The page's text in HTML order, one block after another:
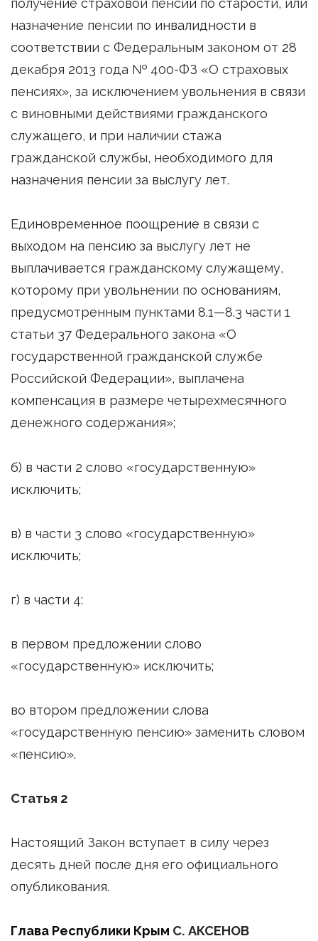
получение страховой пенсии по старости, или
назначение пенсии по инвалидности в
соответствии с Федеральным законом от 28
декабря 2013 года № 400-ФЗ «О страховых
пенсиях», за исключением увольнения в связи
с виновными действиями гражданского
служащего, и при наличии стажа
гражданской службы, необходимого для
назначения пенсии за выслугу лет.
Единовременное поощрение в связи с
выходом на пенсию за выслугу лет не
выплачивается гражданскому служащему,
которому при увольнении по основаниям,
предусмотренным пунктами 8.1—8.3 части 1
статьи 37 Федерального закона «О
государственной гражданской службе
Российской Федерации», выплачена
компенсация в размере четырехмесячного
денежного содержания»;
б) в части 2 слово «государственную»
исключить;
в) в части 3 слово «государственную»
исключить;
г) в части 4:
в первом предложении слово
«государственную» исключить;
во втором предложении слова
«государственную пенсию» заменить словом
«пенсию».
Статья 2
Настоящий Закон вступает в силу через
десять дней после дня его официального
опубликования.
Глава Республики Крым С. АКСЕНОВ